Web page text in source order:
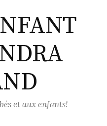
et aux enfants!